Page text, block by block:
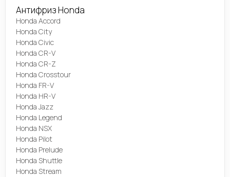
Антифриз Honda
Honda Accord
Honda City
Honda Civic
Honda CR-V
Honda CR-Z
Honda Crosstour
Honda FR-V
Honda HR-V
Honda Jazz
Honda Legend
Honda NSX
Honda Pilot
Honda Prelude
Honda Shuttle
Honda Stream